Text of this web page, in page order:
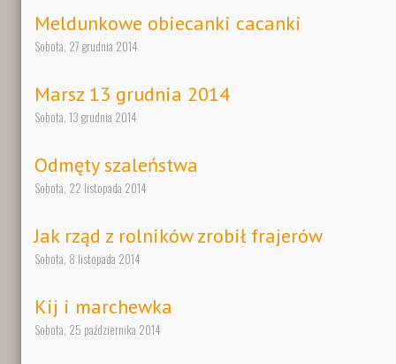
Meldunkowe obiecanki cacanki
Sobota, 27 grudnia 2014
Marsz 13 grudnia 2014
Sobota, 13 grudnia 2014
Odmęty szaleństwa
Sobota, 22 listopada 2014
Jak rząd z rolników zrobił frajerów
Sobota, 8 listopada 2014
Kij i marchewka
Sobota, 25 października 2014